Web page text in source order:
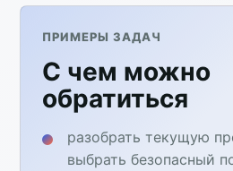
ПРИМЕРЫ ЗАДАЧ
С чем можно
обратиться
разобрать текущую
выбрать безопасный